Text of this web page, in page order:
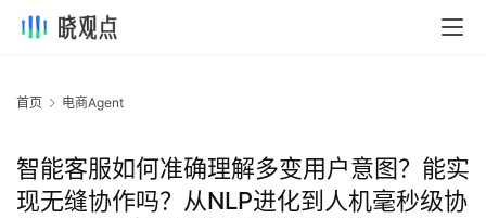
首页 电商Agent
智能客服如何准确理解多变用户意图？能实
现无缝协作吗？从NLP进化到人机毫秒级协